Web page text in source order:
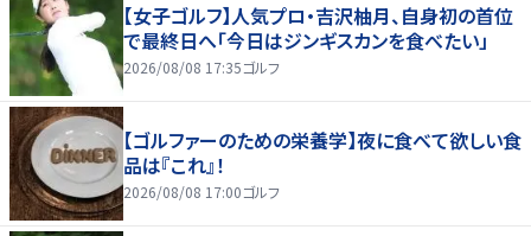
【女子ゴルフ】人気プロ・吉沢柚月、自身初の首位
で最終日へ「今日はジンギスカンを食べたい」
2026/08/08 17:35ゴルフ
【ゴルファーのための栄養学】夜に食べて欲しい食
品は『これ』！
2026/08/08 17:00ゴルフ